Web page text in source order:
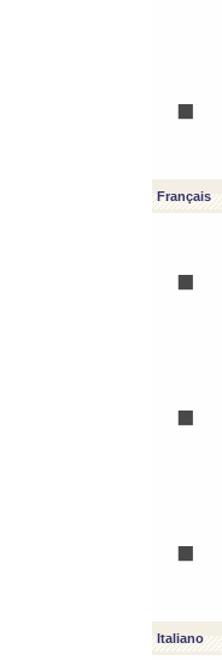
Français
Italiano